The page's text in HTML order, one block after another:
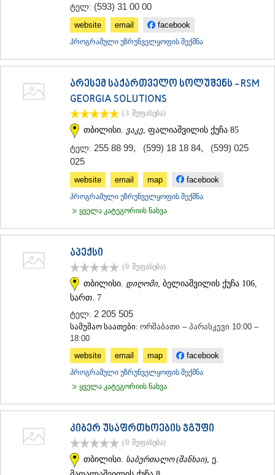
ტელ: (593) 31 00 00
website email facebook
პროგრამული უზრუნველყოფის შექმნა
არესემ საქართველო სოლუშენს - RSM
GEORGIA SOLUTIONS
(3 შეფასება)
თბილისი. ვაკე , ფალიაშვილის ქუჩა 85
ტელ: 255 88 99, (599) 18 18 84, (599) 025
025
website email map facebook
პროგრამული უზრუნველყოფის შექმნა
ყველა კატეგორიის ნახვა
აპექსი
(0 შეფასება)
თბილისი. დიღომი, ბელიაშვილის ქუჩა 106,
სართ. 7
ტელ: 2 205 505
სამუშაო საათები: ორშაბათი – პარასკევი 10:00 –
18:00
website
email map facebook
პროგრამული უზრუნველყოფის შექმნა
ყველა კატეგორიის ნახვა
კიბერ უსაფრთხოების ჯგუფი
(0 შეფასება)
თბილისი. საბურთალო (შანხაი) , ე.